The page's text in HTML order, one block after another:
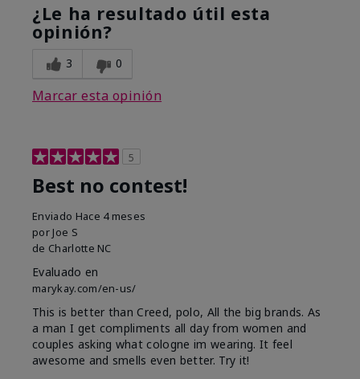
¿Le ha resultado útil esta
opinión?
3 0
Marcar esta opinión
5
Best no contest!
Enviado Hace 4 meses
por Joe S
de Charlotte NC
Evaluado en
marykay.com/en-us/
This is better than Creed, polo, All the big brands. As
a man I get compliments all day from women and
couples asking what cologne im wearing. It feel
awesome and smells even better. Try it!